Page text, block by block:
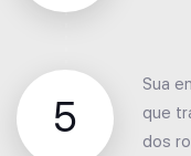
5
Sua
que
dos